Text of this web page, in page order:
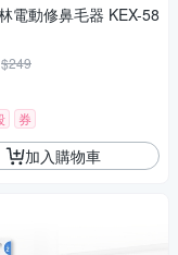
電動修鼻毛器 KEX-58
$249
券
加入購物車